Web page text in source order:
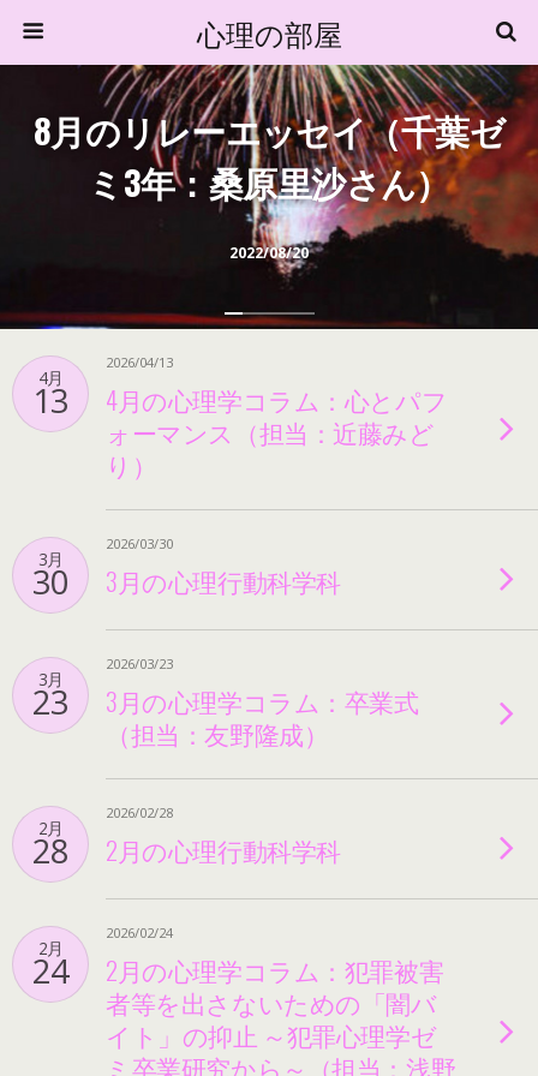
心理の部屋
2022/08/20
8月のリレーエッセイ（千葉ゼ
ミ3年：桑原里沙さん）
4月
13
2026/04/13
4月の心理学コラム：心とパフ
ォーマンス（担当：近藤みど
り）
3月
30
2026/03/30
3月の心理行動科学科
3月
23
2026/03/23
3月の心理学コラム：卒業式
（担当：友野隆成）
2月
28
2026/02/28
2月の心理行動科学科
2月
24
2026/02/24
2月の心理学コラム：犯罪被害
者等を出さないための「闇バ
イト」の抑止 ～犯罪心理学ゼ
ミ卒業研究から～（担当：浅野